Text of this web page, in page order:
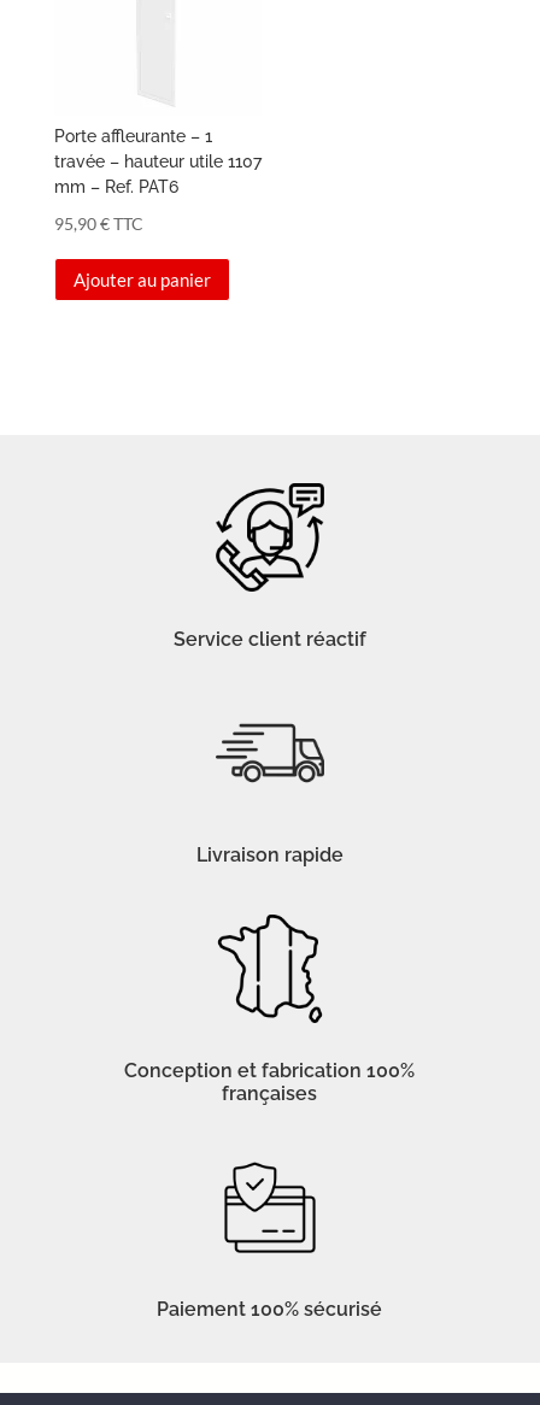
Porte affleurante – 1
travée – hauteur utile 1107
mm – Ref. PAT6
95,90€TTC
Ajouter au panier
Service client réactif
Livraison rapide
Conception et fabrication 100%
françaises
Paiement 100% sécurisé